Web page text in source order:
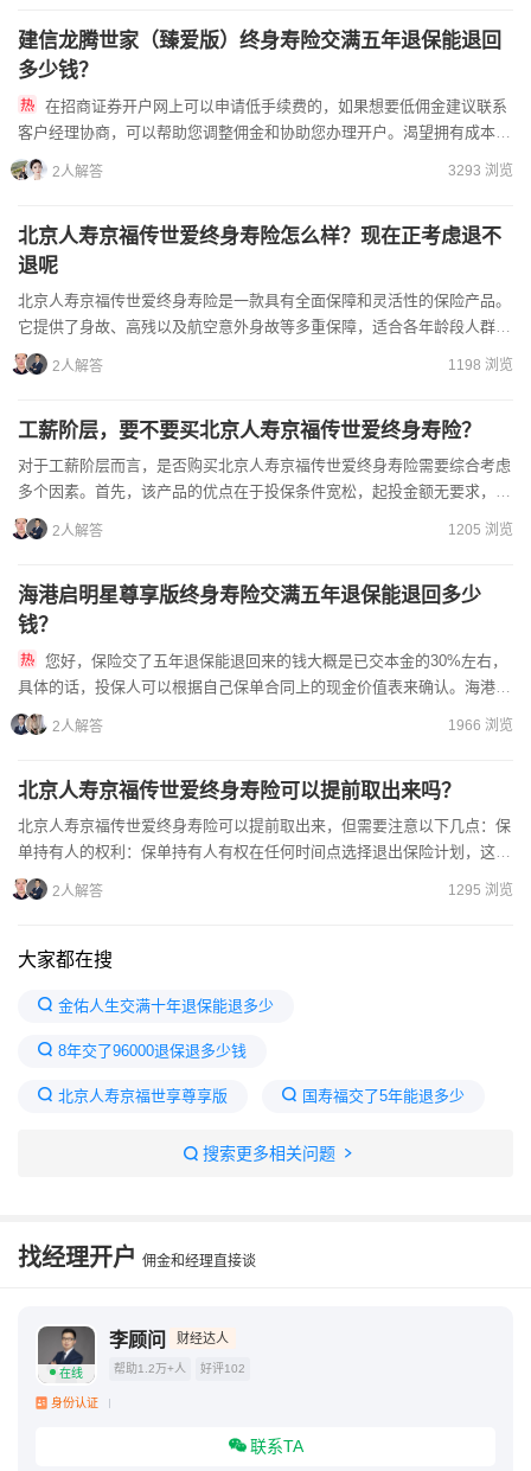
建信龙腾世家（臻爱版）终身寿险交满五年退保能退回
多少钱？
客户经理协商，可以帮助您调整佣金和协助您办理开户。渴望拥有成本价
佣金账户？联系我，我司费率处于行业超级低位，有需要随时沟通即...
2人解答 3293 浏览
北京人寿京福传世爱终身寿险怎么样？现在正考虑退不
退呢
北京人寿京福传世爱终身寿险是一款具有全面保障和灵活性的保险产品。
它提供了身故、高残以及航空意外身故等多重保障，适合各年龄段人群投
保，且缴费方式多样，可以根据个人经济状况和需求选择。此外...
2人解答 1198 浏览
工薪阶层，要不要买北京人寿京福传世爱终身寿险？
对于工薪阶层而言，是否购买北京人寿京福传世爱终身寿险需要综合考虑
多个因素。首先，该产品的优点在于投保条件宽松，起投金额无要求，适
合经济能力有限的工薪阶层。此外，它提供全面的保障，包括身...
2人解答 1205 浏览
海港启明星尊享版终身寿险交满五年退保能退回多少
钱？
具体的话，投保人可以根据自己保单合同上的现金价值表来确认。海港启
明星尊享版终身寿险的退保流程：1、互联网退保：终身寿险能退...
2人解答 1966 浏览
北京人寿京福传世爱终身寿险可以提前取出来吗？
北京人寿京福传世爱终身寿险可以提前取出来，但需要注意以下几点：保
单持有人的权利：保单持有人有权在任何时间点选择退出保险计划，这是
他们的基本权利。提前取出的方式：如果选择提前取出，通常可...
2人解答 1295 浏览
大家都在搜
金佑人生交满十年退保能退多少
8年交了96000退保退多少钱
北京人寿京福世享尊享版 国寿福交了5年能退多少
搜索更多相关问题
找经理开户 佣金和经理直接谈
在线
李顾问 财经达人
帮助1.2万+人 好评102
身份认证
联系TA